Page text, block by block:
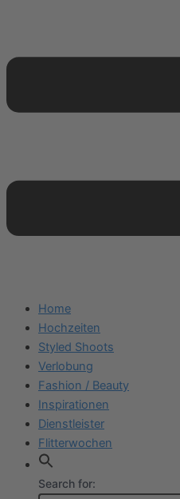
Home
Hochzeiten
Styled Shoots
Verlobung
Fashion / Beauty
Inspirationen
Dienstleister
Flitterwochen
Search for: